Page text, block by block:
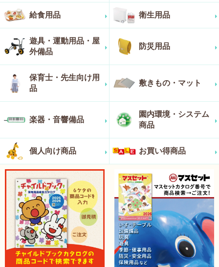
給食用品 衛生用品
遊具・運動用品・屋
外備品
防災用品
保育士・先生向け用
品
敷きもの・マット
楽器・音響備品
園内環境・システム
商品
個人向け商品 お買い得商品